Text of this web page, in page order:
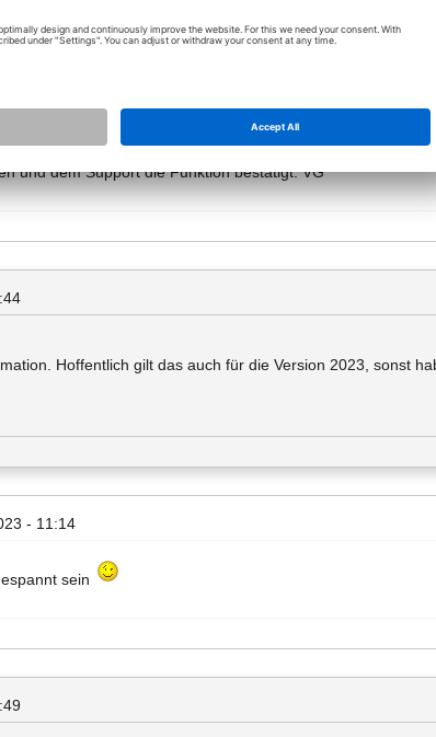
soll meines Wissens per Hotfix erfolgen. Zumindest für die
aktualisiert. Ob noch mehr Daten nodes bzw.
SectionAndViews aktualisiert werden kann ich aber leider
und dem Support die Funktion bestätigt. VG
Hoffentlich gilt das auch für die Version 2023, sonst
- 11:14
sein